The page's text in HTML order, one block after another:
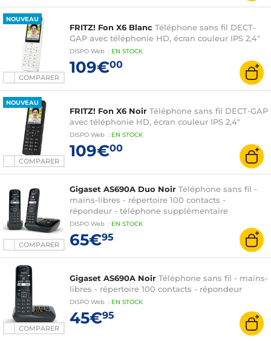
NOUVEAU
COMPARER
FRITZ! Fon X6 Blanc Téléphone sans fil DECT-
GAP avec téléphonie HD, écran couleur IPS 2,4"
DISPO Web : EN STOCK
109€00
NOUVEAU
COMPARER
FRITZ! Fon X6 Noir Téléphone sans fil DECT-GAP
avec téléphonie HD, écran couleur IPS 2,4"
DISPO Web : EN STOCK
109€00
COMPARER
Gigaset AS690A Duo Noir Téléphone sans fil -
mains-libres - répertoire 100 contacts -
répondeur - téléphone supplémentaire
DISPO Web : EN STOCK
65€95
COMPARER
Gigaset AS690A Noir Téléphone sans fil - mains-
libres - répertoire 100 contacts - répondeur
DISPO Web : EN STOCK
45€95